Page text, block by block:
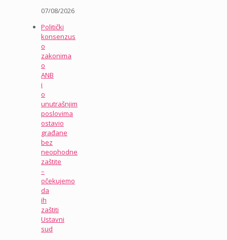
07/08/2026
Politički
konsenzus
o
zakonima
o
ANB
i
o
unutrašnjim
poslovima
ostavio
građane
bez
neophodne
zaštite
–
očekujemo
da
ih
zaštiti
Ustavni
sud